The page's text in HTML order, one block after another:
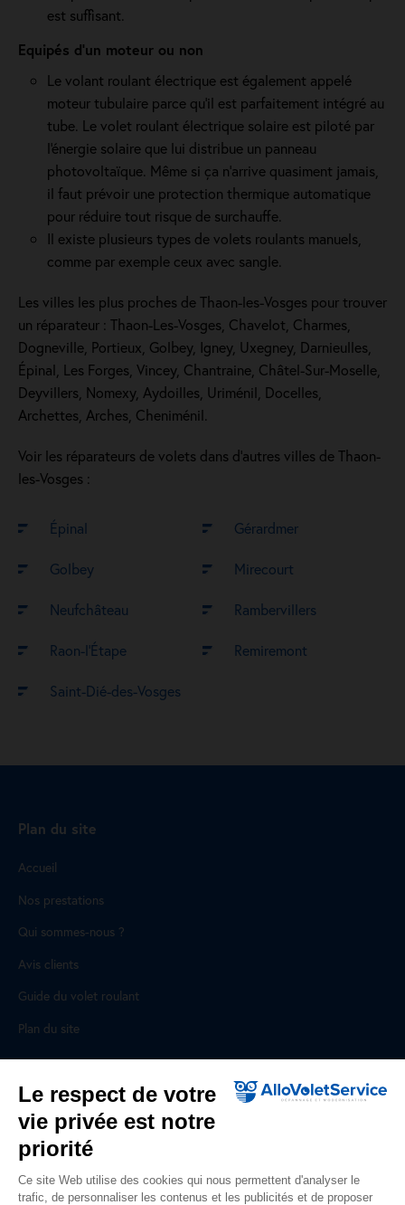
est suffisant.
Equipés d'un moteur ou non
Le volant roulant électrique est également appelé
moteur tubulaire parce qu'il est parfaitement intégré au
tube. Le volet roulant électrique solaire est piloté par
l'énergie solaire que lui distribue un panneau
photovoltaïque. Même si ça n'arrive quasiment jamais,
il faut prévoir une protection thermique automatique
pour réduire tout risque de surchauffe.
Il existe plusieurs types de volets roulants manuels,
comme par exemple ceux avec sangle.
Les villes les plus proches de Thaon-les-Vosges pour trouver
un réparateur : Thaon-Les-Vosges, Chavelot, Charmes,
Dogneville, Portieux, Golbey, Igney, Uxegney, Darnieulles,
Épinal, Les Forges, Vincey, Chantraine, Châtel-Sur-Moselle,
Deyvillers, Nomexy, Aydoilles, Uriménil, Docelles,
Archettes, Arches, Cheniménil.
Voir les réparateurs de volets dans d’autres villes de Thaon-
les-Vosges :
Épinal Gérardmer
Golbey Mirecourt
Neufchâteau Rambervillers
Raon-l’Étape Remiremont
Saint-Dié-des-Vosges
Plan du site
Accueil
Nos prestations
Qui sommes-nous ?
Avis clients
Guide du volet roulant
Plan du site
Pour les professionnels
Professionnels, des prestations ad hoc
Rejoignez un réseau national, nous recrutons !
Le respect de votre
vie privée est notre
priorité
Ce site Web utilise des cookies qui nous permettent d'analyser le
trafic, de personnaliser les contenus et les publicités et de proposer